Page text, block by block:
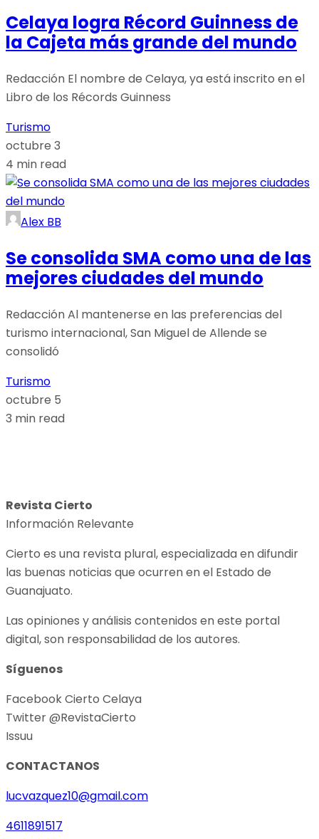
Celaya logra Récord Guinness de
la Cajeta más grande del mundo
Redacción El nombre de Celaya, ya está inscrito en el
Libro de los Récords Guinness
Turismo
octubre 3
4 min read
Alex BB
Se consolida SMA como una de las
mejores ciudades del mundo
Redacción Al mantenerse en las preferencias del
turismo internacional, San Miguel de Allende se
consolidó
Turismo
octubre 5
3 min read
Revista Cierto
Información Relevante
Cierto es una revista plural, especializada en difundir
las buenas noticias que ocurren en el Estado de
Guanajuato.
Las opiniones y análisis contenidos en este portal
digital, son responsabilidad de los autores.
Síguenos
Facebook Cierto Celaya
Twitter @RevistaCierto
Issuu
CONTACTANOS
lucvazquez10@gmail.com
4611891517